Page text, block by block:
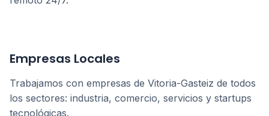
Empresas Locales
Trabajamos con empresas de Vitoria-Gasteiz de todos
los sectores: industria, comercio, servicios y startups
tecnológicas.